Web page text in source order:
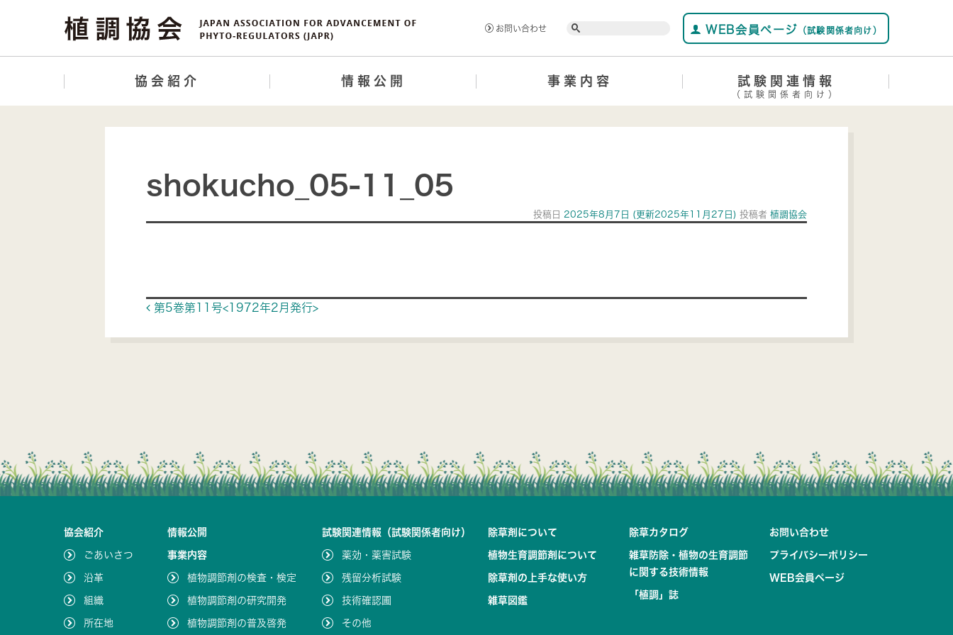
お問い合わせ Search WEB会員ページ （試験関係者向け）
協会紹介 情報公開 事業内容 試験関連情報
（試験関係者向け）
shokucho_05-11_05
投稿日 2025年8月7日 (更新2025年11月27日) 投稿者 植調協会
Post navigation
第5巻第11号<1972年2月発行>
協会紹介
ごあいさつ
沿革
組織
所在地
情報公開
事業内容
植物調節剤の検査・検定
植物調節剤の研究開発
植物調節剤の普及啓発
試験関連情報（試験関係者向け）
薬効・薬害試験
残留分析試験
技術確認圃
その他
除草剤について
植物生育調節剤について
除草剤の上手な使い方
雑草図鑑
除草カタログ
雑草防除・植物の生育調節
に関する技術情報
「植調」誌
お問い合わせ
プライバシーポリシー
WEB会員ページ